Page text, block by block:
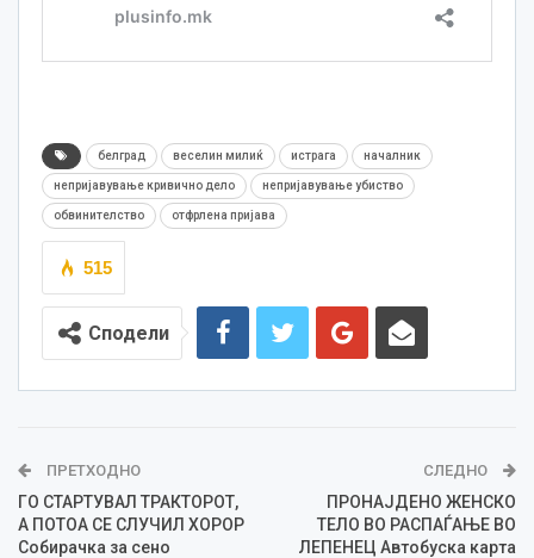
белград веселин милиќ истрага началник
непријавување кривично дело непријавување убиство
обвинителство отфрлена пријава
515
Сподели
ПРЕТХОДНО
ГО СТАРТУВАЛ ТРАКТОРОТ,
А ПОТОА СЕ СЛУЧИЛ ХОРОР
Собирачка за сено
СЛЕДНО
ПРОНАЈДЕНО ЖЕНСКО
ТЕЛО ВО РАСПАЃАЊЕ ВО
ЛЕПЕНЕЦ Автобуска карта